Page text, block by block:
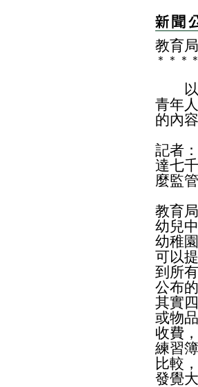
教育
＊ ＊ ＊ ＊
以下
青年
的內容
記者
達七
麼監
教育
幼兒
幼稚
可以
到所
公布
其實
或物
收費
練習
比較
發覺